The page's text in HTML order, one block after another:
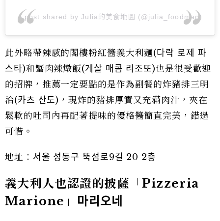
A post shared by Julia的美食地圖 (@julia_foodmap)
此外略帶辣感的閣樓粉紅醬義大利麵(다락 로제 파
스타)和蟹肉辣燉飯(게살 매콤 리조또)也是很受歡迎
的招牌，推薦一定要點的是作為副餐的炸豬排三明
治(카츠 산도)，現炸的豬排厚實又充滿肉汁，夾在
鬆軟的吐司內再配著提味的優格醬簡直完美，錯過
可惜。
地址：서울 성동구 뚝섬로9길 20 2층
義大利人也認證的披薩「Pizzeria
Marione」 마리오네